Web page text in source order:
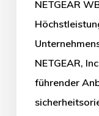
NETGEAR
NETGEAR,
führender